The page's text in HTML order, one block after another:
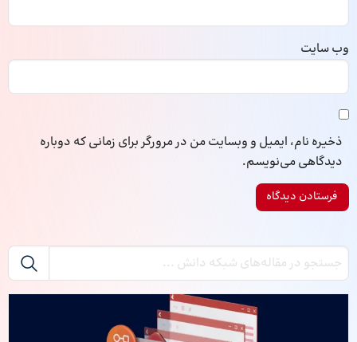
وب‌ سایت
ذخیره نام، ایمیل و وبسایت من در مرورگر برای زمانی که دوباره
دیدگاهی می‌نویسم.